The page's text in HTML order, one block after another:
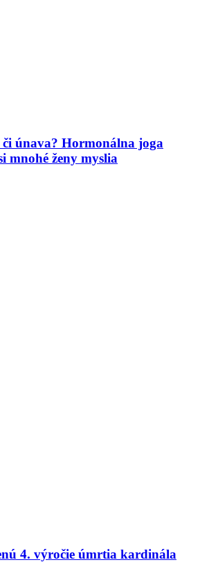
či únava? Hormonálna joga
mnohé ženy myslia
4. výročie úmrtia kardinála